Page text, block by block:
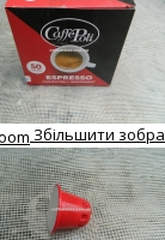
Збільшити